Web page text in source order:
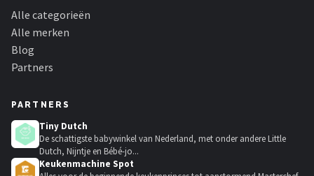
Alle categorieën
Alle merken
Blog
Partners
PARTNERS
Tiny Dutch
De schattigste babywinkel van Nederland, met onder andere Little
Dutch, Nijntje en Bébé-jo...
Keukenmachine Spot